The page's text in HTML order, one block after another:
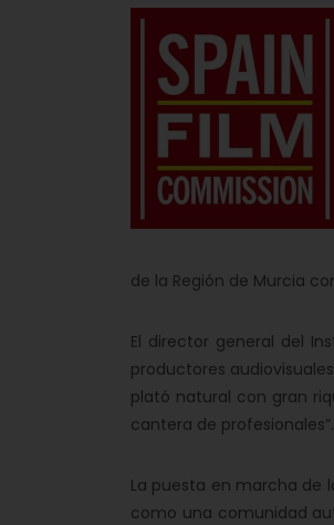
de la Región de Murcia
El director general del
productores
plató natural con gran
cantera de profesionales”.
La puesta en marcha de
como una comunidad